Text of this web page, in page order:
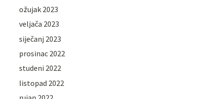
ožujak 2023
veljača 2023
siječanj 2023
prosinac 2022
studeni 2022
listopad 2022